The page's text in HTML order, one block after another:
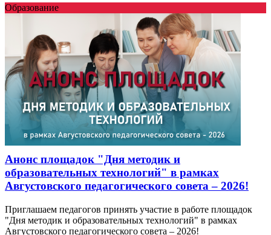
Образование
Анонс площадок "Дня методик и
образовательных технологий" в рамках
Августовского педагогического совета – 2026!
Приглашаем педагогов принять участие в работе площадок
"Дня методик и образовательных технологий" в рамках
Августовского педагогического совета – 2026!